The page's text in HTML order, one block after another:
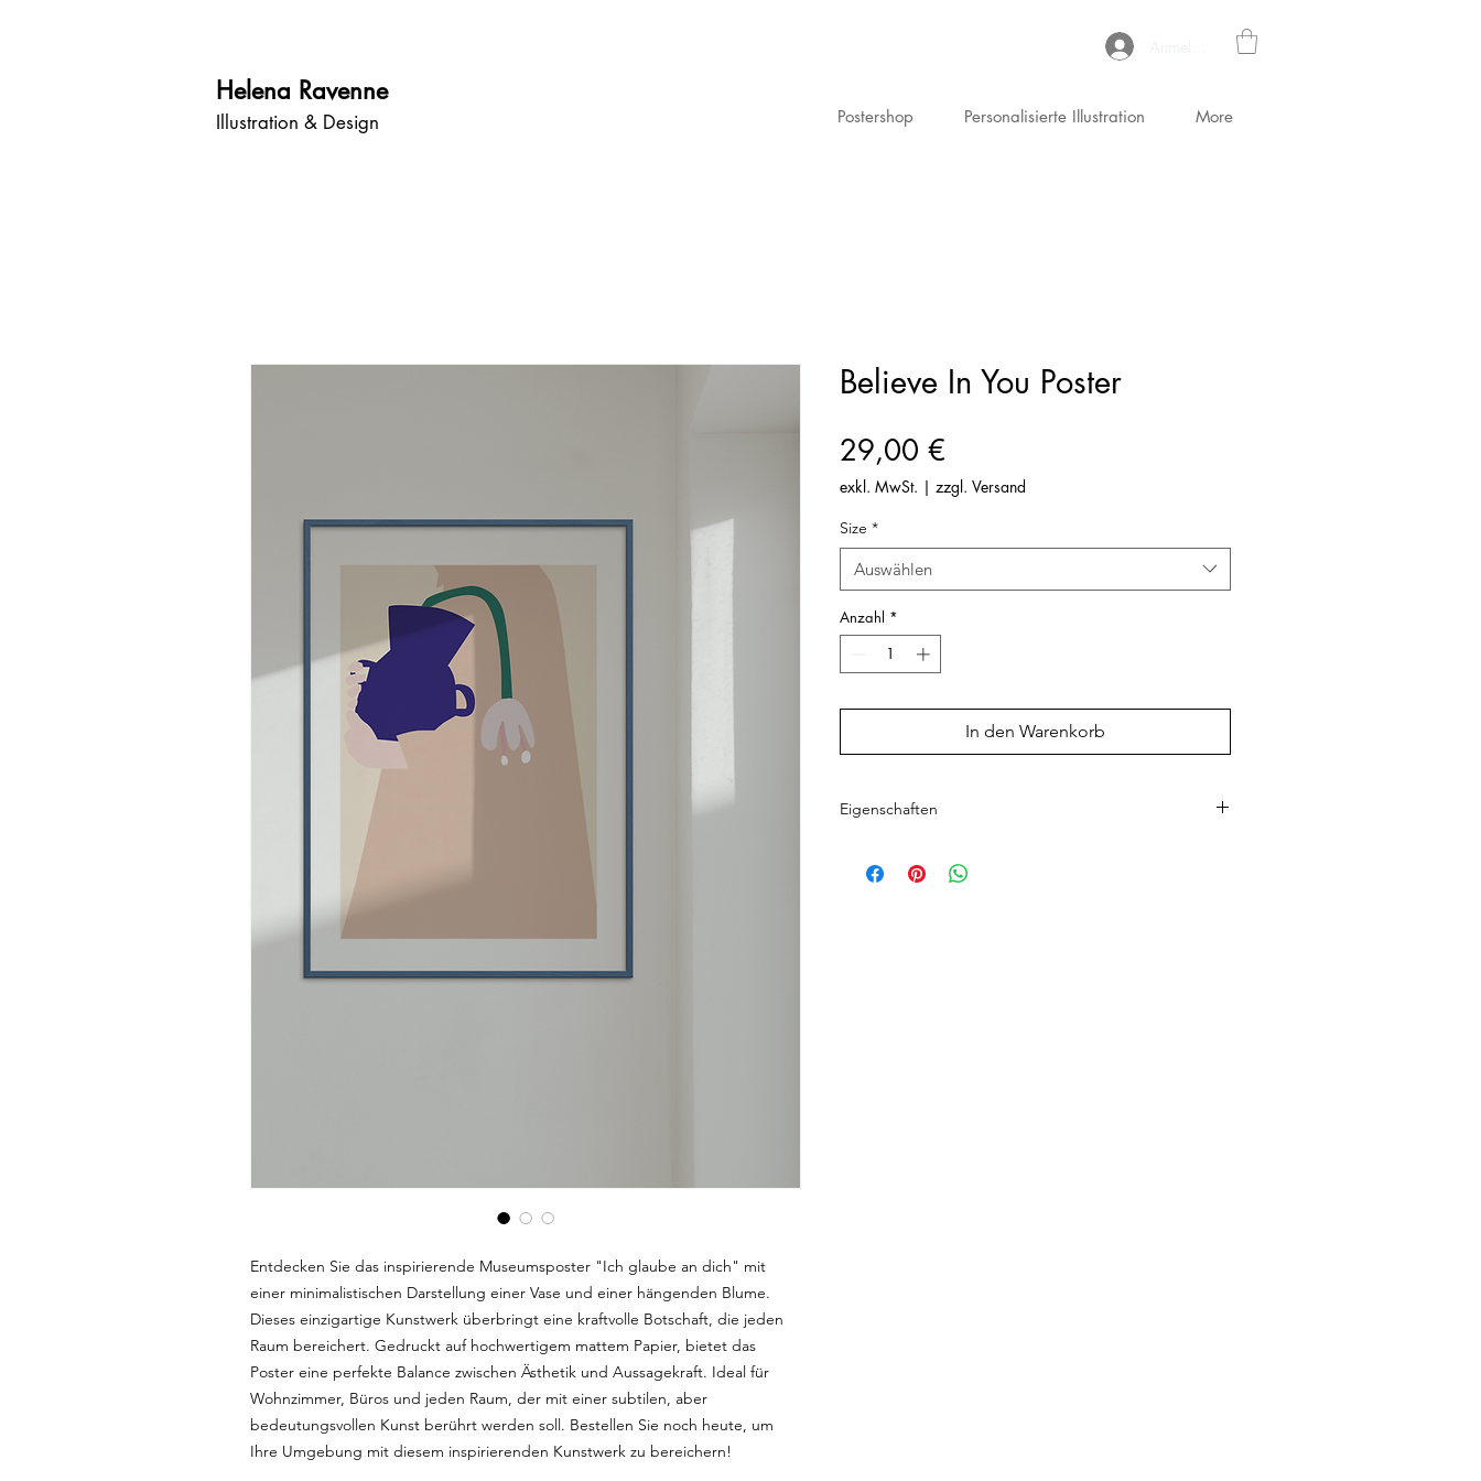
Helena Ravenne
Illustration & Design Postershop Personalisierte Illustration More
Entdecken Sie das inspirierende Museumsposter "Ich glaube an dich" mit
einer minimalistischen Darstellung einer Vase und einer hängenden Blume.
Dieses einzigartige Kunstwerk überbringt eine kraftvolle Botschaft, die jeden
Raum bereichert. Gedruckt auf hochwertigem mattem Papier, bietet das
Poster eine perfekte Balance zwischen Ästhetik und Aussagekraft. Ideal für
Wohnzimmer, Büros und jeden Raum, der mit einer subtilen, aber
bedeutungsvollen Kunst berührt werden soll. Bestellen Sie noch heute, um
Ihre Umgebung mit diesem inspirierenden Kunstwerk zu bereichern!
Believe In You Poster
29,00 €
exkl. MwSt. | zzgl. Versand
Size *
Auswählen
Anzahl *
In den Warenkorb
Eigenschaften
g/m² (5,57 oz/y²) • Opazität: 94% • ISO-Helligkeit: 104%